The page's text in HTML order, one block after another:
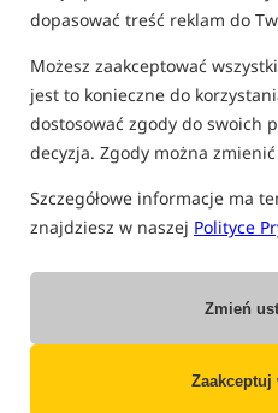
dopasować treść reklam do
Możesz zaakceptować
jest to konieczne do
dostosować zgody do swoich
decyzja. Zgody można
Szczegółowe informacje ma
znajdziesz w naszej Polityce
Zmień
Zaakceptuj